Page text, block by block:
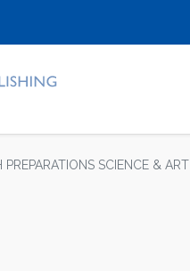
SCIENCE & ART